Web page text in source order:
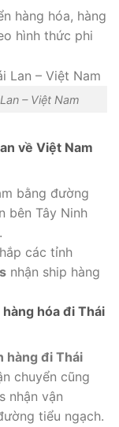
hàng hóa, hàng
hình thức phi
– Việt Nam
về Việt Nam
bằng đường
bên Tây Ninh
các tỉnh
nhận ship hàng
hóa đi Thái
hàng đi Thái
chuyển cũng
nhận vận
tiểu ngạch.